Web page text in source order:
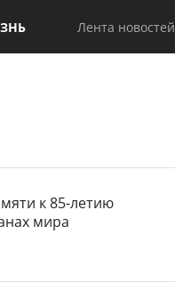
Лента новостей
к 85-летию
мира